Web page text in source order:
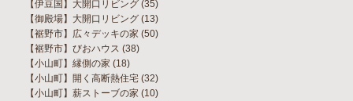
【伊豆国】大開口リビング (35)
【御殿場】大開口リビング (13)
【裾野市】広々デッキの家 (50)
【裾野市】びおハウス (38)
【小山町】縁側の家 (18)
【小山町】開く高断熱住宅 (32)
【小山町】薪ストーブの家 (10)